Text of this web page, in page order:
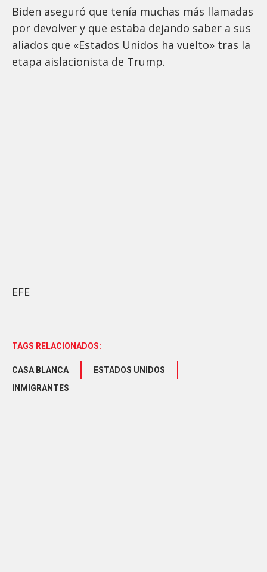
Biden aseguró que tenía muchas más llamadas
por devolver y que estaba dejando saber a sus
aliados que «Estados Unidos ha vuelto» tras la
etapa aislacionista de Trump.
EFE
TAGS RELACIONADOS:
CASA BLANCA
ESTADOS UNIDOS
INMIGRANTES